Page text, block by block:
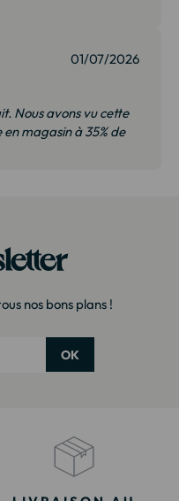
01/07/2026
Nous avons vu cette
magasin à 35% de
nos bons plans !
OK